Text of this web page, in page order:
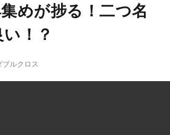
めが捗る！二つ名
！？
ブルクロス